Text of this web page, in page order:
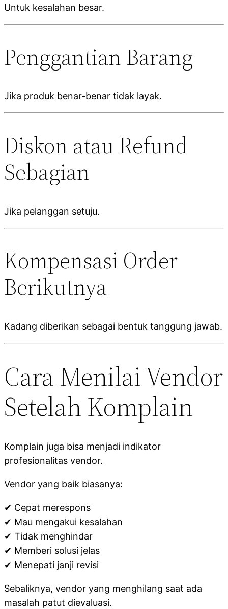
Untuk kesalahan besar.
Penggantian Barang
Jika produk benar-benar tidak layak.
Diskon atau Refund
Sebagian
Jika pelanggan setuju.
Kompensasi Order
Berikutnya
Kadang diberikan sebagai bentuk tanggung jawab.
Cara Menilai Vendor
Setelah Komplain
Komplain juga bisa menjadi indikator
profesionalitas vendor.
Vendor yang baik biasanya:
✔ Cepat merespons
✔ Mau mengakui kesalahan
✔ Tidak menghindar
✔ Memberi solusi jelas
✔ Menepati janji revisi
Sebaliknya, vendor yang menghilang saat ada
masalah patut dievaluasi.